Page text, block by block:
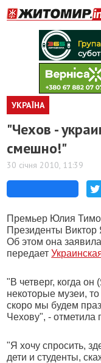
УКРАЇНА
"Чехов -
смешно!"
30 січня 2010, 11:39
Премьер Юлия
Президенты Виктор
Об этом она
передает
"В четверг, когда
некоторые музеи,
скоро мы будем
Чехову", - отметила
"Я хочу спросить,
дети и студенты,